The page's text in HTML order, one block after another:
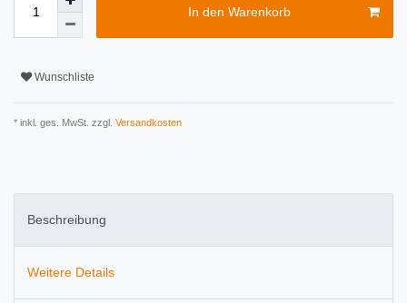
In den Warenkorb
Wunschliste
* inkl. ges. MwSt. zzgl. Versandkosten
Beschreibung
Weitere Details